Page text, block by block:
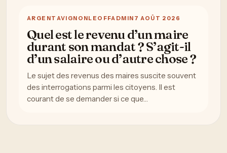
ARGENT AVIGNONLEOFFADMIN 7 AOÛT 2026
Quel est le revenu d’un maire
durant son mandat ? S’agit-il
d’un salaire ou d’autre chose ?
Le sujet des revenus des maires suscite souvent
des interrogations parmi les citoyens. Il est
courant de se demander si ce que…